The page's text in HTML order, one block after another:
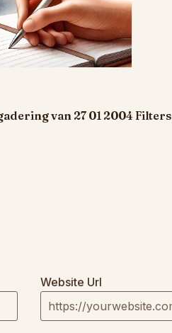
van 27 01 2004 Filters
Website Url